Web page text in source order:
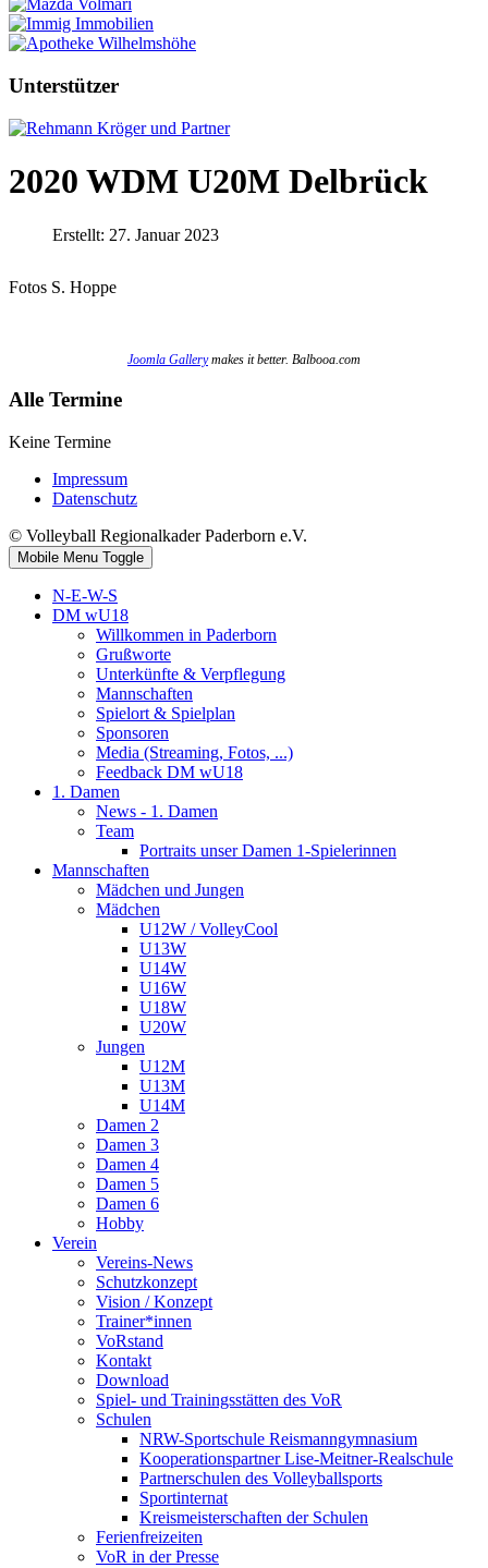
Unterstützer
2020 WDM U20M Delbrück
Erstellt: 27. Januar 2023
Fotos S. Hoppe
Joomla Gallerymakes it better. Balbooa.com
Alle Termine
Keine Termine
Impressum
Datenschutz
© Volleyball Regionalkader Paderborn e.V.
Mobile Menu Toggle
N-E-W-S
DM wU18
Willkommen in Paderborn
Grußworte
Unterkünfte & Verpflegung
Mannschaften
Spielort & Spielplan
Sponsoren
Media (Streaming, Fotos, ...)
Feedback DM wU18
1. Damen
News - 1. Damen
Team
Portraits unser Damen 1-Spielerinnen
Mannschaften
Mädchen und Jungen
Mädchen
U12W / VolleyCool
U13W
U14W
U16W
U18W
U20W
Jungen
U12M
U13M
U14M
Damen 2
Damen 3
Damen 4
Damen 5
Damen 6
Hobby
Verein
Vereins-News
Schutzkonzept
Vision / Konzept
Trainer*innen
VoRstand
Kontakt
Download
Spiel- und Trainingsstätten des VoR
Schulen
NRW-Sportschule Reismanngymnasium
Kooperationspartner Lise-Meitner-Realschule
Partnerschulen des Volleyballsports
Sportinternat
Kreismeisterschaften der Schulen
Ferienfreizeiten
VoR in der Presse